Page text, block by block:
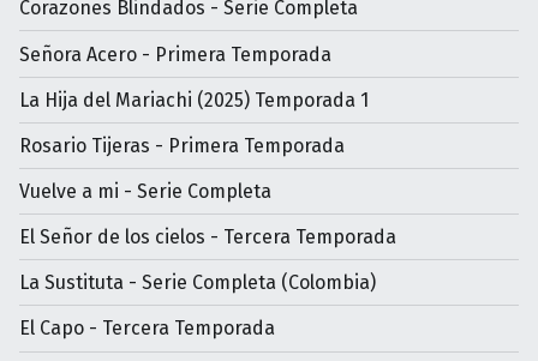
Corazones Blindados - Serie Completa
Señora Acero - Primera Temporada
La Hija del Mariachi (2025) Temporada 1
Rosario Tijeras - Primera Temporada
Vuelve a mi - Serie Completa
El Señor de los cielos - Tercera Temporada
La Sustituta - Serie Completa (Colombia)
El Capo - Tercera Temporada